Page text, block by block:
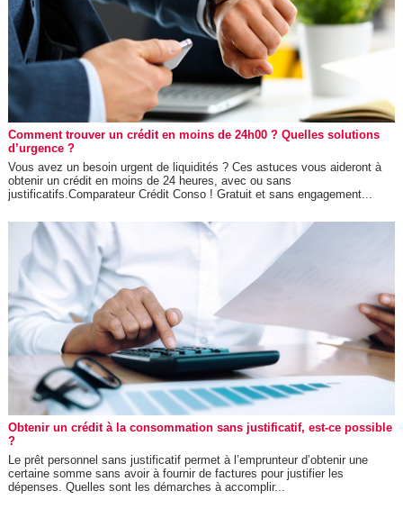
Comment trouver un crédit en moins de 24h00 ? Quelles solutions
d’urgence ?
Vous avez un besoin urgent de liquidités ? Ces astuces vous aideront à
obtenir un crédit en moins de 24 heures, avec ou sans
justificatifs.Comparateur Crédit Conso ! Gratuit et sans engagement...
Obtenir un crédit à la consommation sans justificatif, est-ce possible
?
Le prêt personnel sans justificatif permet à l’emprunteur d’obtenir une
certaine somme sans avoir à fournir de factures pour justifier les
dépenses. Quelles sont les démarches à accomplir...